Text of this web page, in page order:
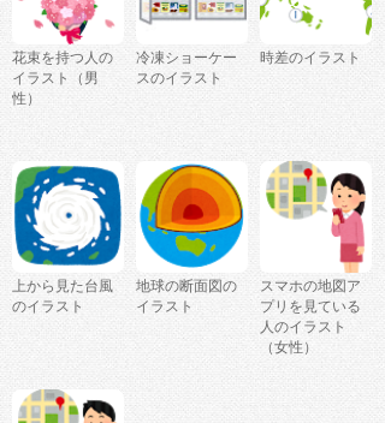
花束を持つ人の
イラスト（男
性）
冷凍ショーケー
スのイラスト
時差のイラスト
上から見た台風
のイラスト
地球の断面図の
イラスト
スマホの地図ア
プリを見ている
人のイラスト
（女性）